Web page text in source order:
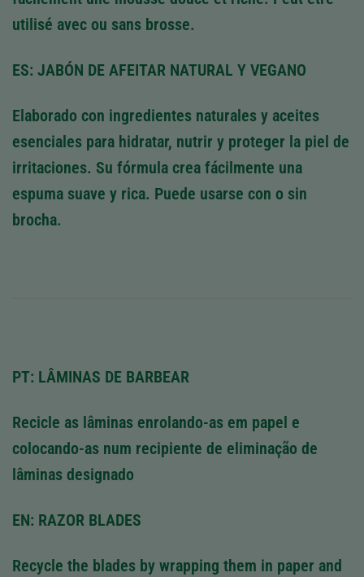
utilisé avec ou sans brosse.
ES: JABÓN DE AFEITAR NATURAL Y VEGANO
Elaborado con ingredientes naturales y aceites
esenciales para hidratar, nutrir y proteger la piel de
irritaciones. Su fórmula crea fácilmente una
espuma suave y rica. Puede usarse con o sin
brocha.
PT: LÂMINAS DE BARBEAR
Recicle as lâminas enrolando-as em papel e
colocando-as num recipiente de eliminação de
lâminas designado
EN: RAZOR BLADES
Recycle the blades by wrapping them in paper and